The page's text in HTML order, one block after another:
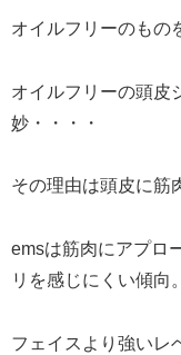
オイルフリーのもの
オイルフリーの頭皮
妙・・・・
その理由は頭皮に筋
emsは筋肉にアプロ
リを感じにくい傾向。
フェイスより強いレ